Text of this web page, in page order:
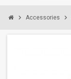
chevron_right Accessories chevron_right